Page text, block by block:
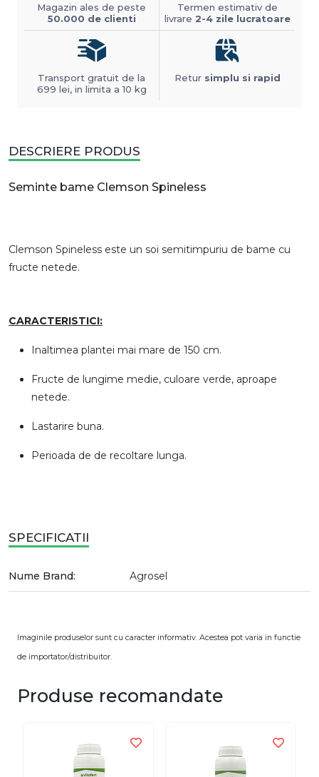
Magazin ales de peste
50.000 de clienti
Termen estimativ de
livrare 2-4 zile lucratoare
Transport gratuit de la
699 lei, in limita a 10 kg
Retur simplu si rapid
DESCRIERE PRODUS
Seminte bame Clemson Spineless
Clemson Spineless este un soi semitimpuriu de bame cu
fructe netede.
CARACTERISTICI:
Inaltimea plantei mai mare de 150 cm.
Fructe de lungime medie, culoare verde, aproape
netede.
Lastarire buna.
Perioada de de recoltare lunga.
SPECIFICATII
Nume Brand: Agrosel
Imaginile produselor sunt cu caracter informativ. Acestea pot varia in functie
de importator/distribuitor.
Produse recomandate